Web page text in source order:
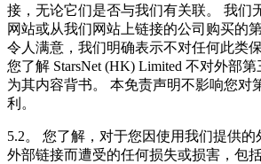
接，无论它们是否与我们有关联。 我们
网站或从我们网站上链接的公司购买的
令人满意，我们明确表示不对任何此类
您了解 StarsNet (HK) Limited 不对外部
为其内容背书。 本免责声明不影响您对
利。
5.2。 您了解，对于您因使用我们提供
外部链接而遭受的任何损失或损害，包